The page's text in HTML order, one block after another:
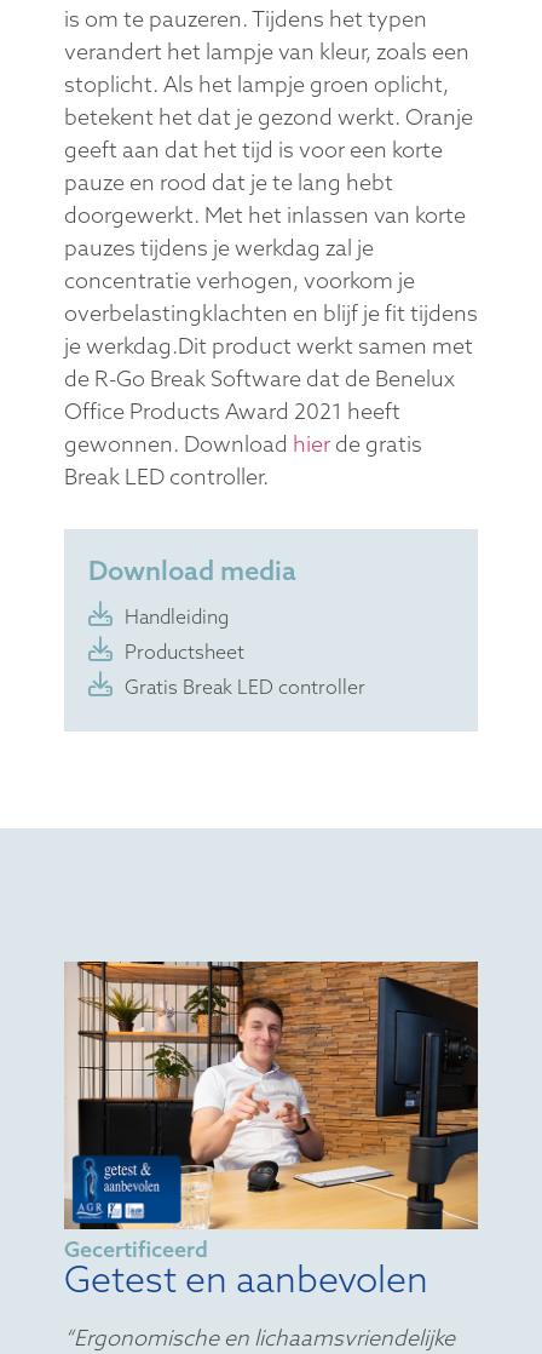
is om te pauzeren. Tijdens het typen
verandert het lampje van kleur, zoals een
stoplicht. Als het lampje groen oplicht,
betekent het dat je gezond werkt. Oranje
geeft aan dat het tijd is voor een korte
pauze en rood dat je te lang hebt
doorgewerkt. Met het inlassen van korte
pauzes tijdens je werkdag zal je
concentratie verhogen, voorkom je
overbelastingklachten en blijf je fit tijdens
je werkdag.Dit product werkt samen met
de R-Go Break Software dat de Benelux
Office Products Award 2021 heeft
gewonnen. Download hierde gratis
Break LED controller.
Download media
Handleiding
Productsheet
Gratis Break LED controller
Gecertificeerd
Getest en aanbevolen
“Ergonomische en lichaamsvriendelijke